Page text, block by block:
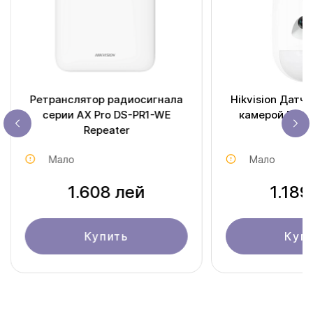
Ретранслятор радиосигнала
серии AX Pro DS-PR1-WE
Repeater
Мало
1.608 лей
Купить
Hikvision
камерой DS-
Мало